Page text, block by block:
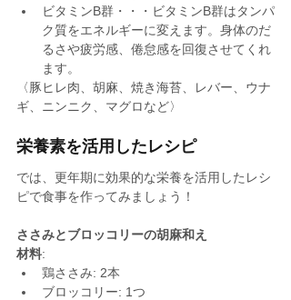
ビタミンB群・・・ビタミンB群はタンパ
ク質をエネルギーに変えます。身体のだ
るさや疲労感、倦怠感を回復させてくれ
ます。
〈豚ヒレ肉、胡麻、焼き海苔、レバー、ウナ
ギ、ニンニク、マグロなど〉
栄養素を活用したレシピ
では、更年期に効果的な栄養を活用したレシ
ピで食事を作ってみましょう！
ささみとブロッコリーの胡麻和え
材料:
鶏ささみ: 2本
ブロッコリー: 1つ